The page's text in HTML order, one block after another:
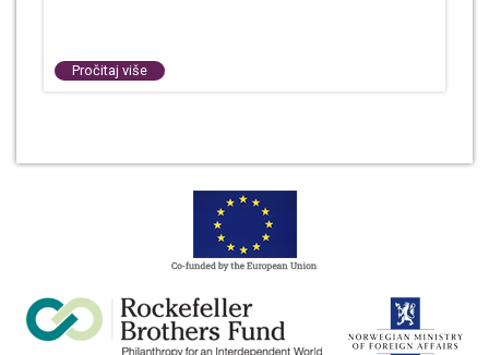
Pročitaj više